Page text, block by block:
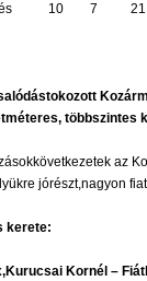
10 7
többszintes
az
jórészt,nagyon
kerete:
Kornél –